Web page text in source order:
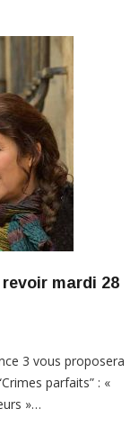
mardi 28
3 vous proposera
parfaits” : «
»…